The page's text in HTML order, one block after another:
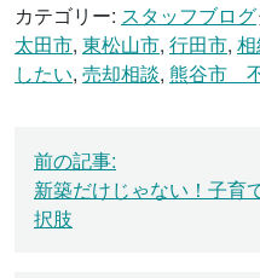
カテゴリー: スタッフブログ
太田市, 東松山市, 行田市,
したい, 売却相談, 熊谷市
投
稿
ナ
前の記事:
新築だけじゃない！子育
択肢